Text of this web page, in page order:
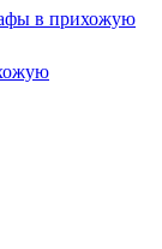
в прихожую